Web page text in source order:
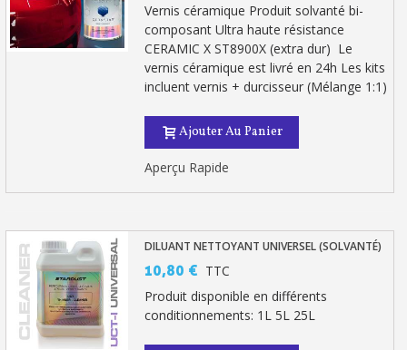
Vernis céramique Produit solvanté bi-
composant Ultra haute résistance
CERAMIC X ST8900X (extra dur) Le
vernis céramique est livré en 24h Les kits
incluent vernis + durcisseur (Mélange 1:1)
Ajouter Au Panier
Aperçu Rapide
DILUANT NETTOYANT UNIVERSEL (SOLVANTÉ)
10,80 € TTC
Produit disponible en différents
conditionnements: 1L 5L 25L